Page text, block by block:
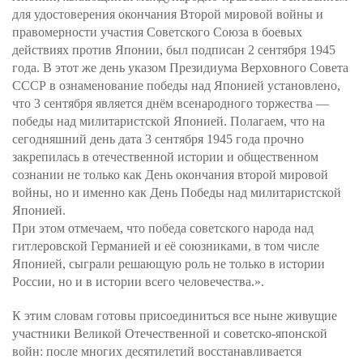
для удостоверения окончания Второй мировой войны и
правомерности участия Советского Союза в боевых
действиях против Японии, был подписан 2 сентября 1945
года. В этот же день указом Президиума Верховного Совета
СССР в ознаменование победы над Японией установлено,
что 3 сентября является днём всенародного торжества —
победы над милитаристской Японией. Полагаем, что на
сегодняшний день дата 3 сентября 1945 года прочно
закрепилась в отечественной истории и общественном
сознании не только как День окончания второй мировой
войны, но и именно как День Победы над милитаристской
Японией.
При этом отмечаем, что победа советского народа над
гитлеровской Германией и её союзниками, в том числе
Японией, сыграли решающую роль не только в истории
России, но и в истории всего человечества.».
К этим словам готовы присоединиться все ныне живущие
участники Великой Отечественной и советско-японской
войн: после многих десятилетий восстанавливается